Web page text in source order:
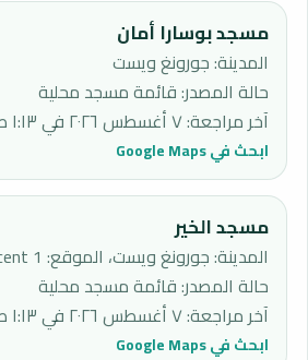
مسجد بوسارا أمان
المدينة: جورونغ ويست
حالة المصدر:قائمة مسجد محلية
آخر مراجعة:٧ أغسطس ٢٠٢٦ في ١:١٣ ص
ابحث في Google Maps
مسجد الخير
المدينة: جورونغ ويست، الموقع: 1 Teck Whye Crescent
حالة المصدر:قائمة مسجد محلية
آخر مراجعة:٧ أغسطس ٢٠٢٦ في ١:١٣ ص
ابحث في Google Maps